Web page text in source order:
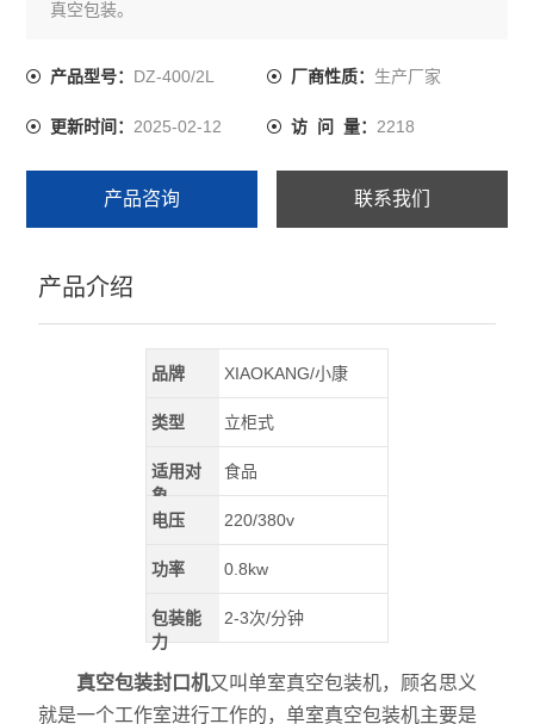
真空包装。
产品型号： DZ-400/2L 厂商性质： 生产厂家
更新时间：2025-02-12 访 问 量： 2218
产品咨询 联系我们
产品介绍
品牌 XIAOKANG/小康
类型 立柜式
适用对
象
食品
电压 220/380v
功率 0.8kw
包装能
力
2-3次/分钟
真空包装封口机又叫单室真空包装机，顾名思义
就是一个工作室进行工作的，单室真空包装机主要是